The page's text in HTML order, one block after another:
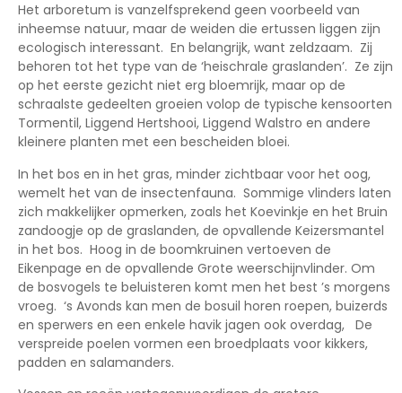
Het arboretum is vanzelfsprekend geen voorbeeld van
inheemse natuur, maar de weiden die ertussen liggen zijn
ecologisch interessant. En belangrijk, want zeldzaam. Zij
behoren tot het type van de ‘heischrale graslanden’. Ze zijn
op het eerste gezicht niet erg bloemrijk, maar op de
schraalste gedeelten groeien volop de typische kensoorten
Tormentil, Liggend Hertshooi, Liggend Walstro en andere
kleinere planten met een bescheiden bloei.
In het bos en in het gras, minder zichtbaar voor het oog,
wemelt het van de insectenfauna. Sommige vlinders laten
zich makkelijker opmerken, zoals het Koevinkje en het Bruin
zandoogje op de graslanden, de opvallende Keizersmantel
in het bos. Hoog in de boomkruinen vertoeven de
Eikenpage en de opvallende Grote weerschijnvlinder. Om
de bosvogels te beluisteren komt men het best ’s morgens
vroeg. ‘s Avonds kan men de bosuil horen roepen, buizerds
en sperwers en een enkele havik jagen ook overdag, De
verspreide poelen vormen een broedplaats voor kikkers,
padden en salamanders.